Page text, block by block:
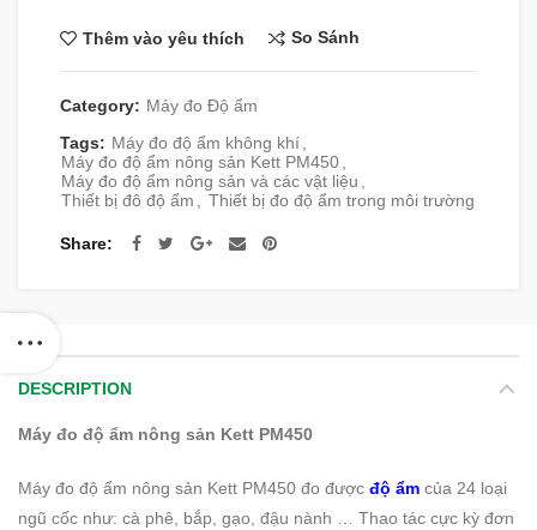
Thêm vào yêu thích So Sánh
Category: Máy đo Độ ẩm
Tags: Máy đo độ ẩm không khí,
Máy đo độ ẩm nông sản Kett PM450,
Máy đo độ ẩm nông sản và các vật liệu ,
Thiết bị đô độ ẩm , Thiết bị đo độ ẩm trong môi trường
Share
DESCRIPTION
Máy đo độ ẩm nông sản Kett PM450
Máy đo độ ẩm nông sản Kett PM450 đo được độ ẩm của 24 loại
ngũ cốc như: cà phê, bắp, gạo, đậu nành … Thao tác cực kỳ đơn